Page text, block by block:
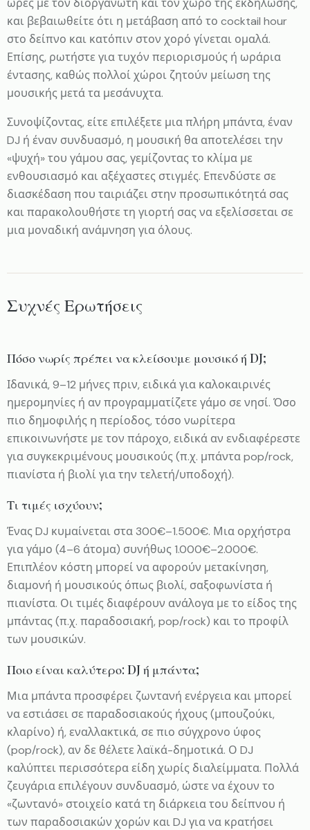
και βεβαιωθείτε ότι η μετάβαση από το cocktail hour
στο δείπνο και κατόπιν στον χορό γίνεται ομαλά.
Επίσης, ρωτήστε για τυχόν περιορισμούς ή ωράρια
έντασης, καθώς πολλοί χώροι ζητούν μείωση της
μουσικής μετά τα μεσάνυχτα.
Συνοψίζοντας, είτε επιλέξετε μια πλήρη μπάντα, έναν
DJ ή έναν συνδυασμό, η μουσική θα αποτελέσει την
«ψυχή» του γάμου σας, γεμίζοντας το κλίμα με
ενθουσιασμό και αξέχαστες στιγμές. Επενδύστε σε
διασκέδαση που ταιριάζει στην προσωπικότητά σας
και παρακολουθήστε τη γιορτή σας να εξελίσσεται σε
μια μοναδική ανάμνηση για όλους.
Συχνές Ερωτήσεις
Πόσο νωρίς πρέπει να κλείσουμε μουσικό ή DJ;
Ιδανικά, 9–12 μήνες πριν, ειδικά για καλοκαιρινές
ημερομηνίες ή αν προγραμματίζετε γάμο σε νησί. Όσο
πιο δημοφιλής η περίοδος, τόσο νωρίτερα
επικοινωνήστε με τον πάροχο, ειδικά αν ενδιαφέρεστε
για συγκεκριμένους μουσικούς (π.χ. μπάντα pop/rock,
πιανίστα ή βιολί για την τελετή/υποδοχή).
Τι τιμές ισχύουν;
Ένας DJ κυμαίνεται στα 300€–1.500€. Μια ορχήστρα
για γάμο (4–6 άτομα) συνήθως 1.000€–2.000€.
Επιπλέον κόστη μπορεί να αφορούν μετακίνηση,
διαμονή ή μουσικούς όπως βιολί, σαξοφωνίστα ή
πιανίστα. Οι τιμές διαφέρουν ανάλογα με το είδος της
μπάντας (π.χ. παραδοσιακή, pop/rock) και το προφίλ
των μουσικών.
Ποιο είναι καλύτερο: DJ ή μπάντα;
Μια μπάντα προσφέρει ζωντανή ενέργεια και μπορεί
να εστιάσει σε παραδοσιακούς ήχους (μπουζούκι,
κλαρίνο) ή, εναλλακτικά, σε πιο σύγχρονο ύφος
(pop/rock), αν δε θέλετε λαϊκά-δημοτικά. Ο DJ
καλύπτει περισσότερα είδη χωρίς διαλείμματα. Πολλά
ζευγάρια επιλέγουν συνδυασμό, ώστε να έχουν το
«ζωντανό» στοιχείο κατά τη διάρκεια του δείπνου ή
των παραδοσιακών χορών και DJ για να κρατήσει